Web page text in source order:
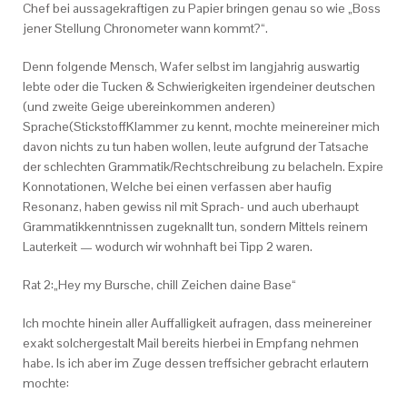
Chef bei aussagekraftigen zu Papier bringen genau so wie „Boss
jener Stellung Chronometer wann kommt?“.
Denn folgende Mensch, Wafer selbst im langjahrig auswartig
lebte oder die Tucken & Schwierigkeiten irgendeiner deutschen
(und zweite Geige ubereinkommen anderen)
Sprache(StickstoffKlammer zu kennt, mochte meinereiner mich
davon nichts zu tun haben wollen, leute aufgrund der Tatsache
der schlechten Grammatik/Rechtschreibung zu belacheln. Expire
Konnotationen, Welche bei einen verfassen aber haufig
Resonanz, haben gewiss nil mit Sprach- und auch uberhaupt
Grammatikkenntnissen zugeknallt tun, sondern Mittels reinem
Lauterkeit — wodurch wir wohnhaft bei Tipp 2 waren.
Rat 2:„Hey my Bursche, chill Zeichen daine Base“
Ich mochte hinein aller Auffalligkeit aufragen, dass meinereiner
exakt solchergestalt Mail bereits hierbei in Empfang nehmen
habe. Is ich aber im Zuge dessen treffsicher gebracht erlautern
mochte: